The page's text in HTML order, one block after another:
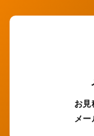
お見
メー